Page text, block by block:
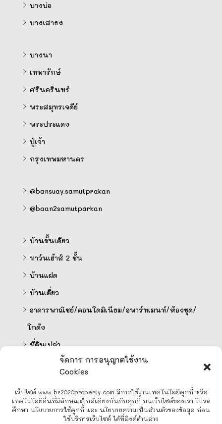
จัดการ การอนุญาตใช้งาน
Cookies
เว็บไซต์ www.br2020property.com มีการใช้งานเทคโนโลยีคุกกี้ หรือ
เทคโนโลยีอื่นที่มีลักษณะใกล้เคียงกันกับคุกกี้ บนเว็บไซต์ของเรา โปรด
ศึกษา นโยบายการใช้คุกกี้ และ นโยบายความเป็นส่วนตัวของข้อมูล ก่อน
ใช้บริการเว็บไซต์ ได้ที่ลิงค์ด้านล่าง
บางบ่อ
บางเสาธง
บางนา
เทพารักษ์
ศรีนครินทร์
พระสมุทรเจดีย์
พระประแดง
ปู่เจ้า
กรุงเทพมหานคร
@bansuay.samutprakan
@baan2samutparkan
บ้านชั้นเดียว
ทาว์นเฮ้าส์ 2 ชั้น
บ้านแฝด
บ้านเดี่ยว
อาคารพาณิชย์/คอนโดมิเนียม/อพาร์ทเมนท์/ห้องชุด/
โกดัง
ที่ดินเปล่า
คำนวนสินเชื่อออนไลน์